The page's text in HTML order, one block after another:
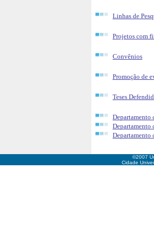
Linhas de
Projetos com
Convênios
Promoção de
Teses
Departamento
Departamento
Departamento
©2007
Cidade